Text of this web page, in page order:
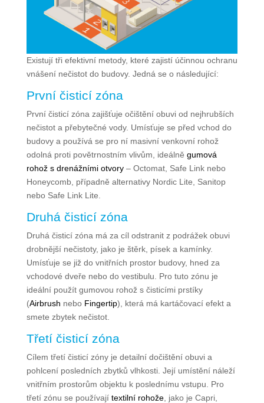
Existují tři efektivní metody, které zajistí účinnou ochranu
vnášení nečistot do budovy. Jedná se o následující:
První čisticí zóna
První čisticí zóna zajišťuje očištění obuvi od nejhrubších
nečistot a přebytečné vody. Umísťuje se před vchod do
budovy a používá se pro ní masivní venkovní rohož
odolná proti povětrnostním vlivům, ideálně gumová
rohož s drenážními otvory– Octomat, Safe Link nebo
Honeycomb, případně alternativy Nordic Lite, Sanitop
nebo Safe Link Lite.
Druhá čisticí zóna
Druhá čisticí zóna má za cíl odstranit z podrážek obuvi
drobnější nečistoty, jako je štěrk, písek a kamínky.
Umísťuje se již do vnitřních prostor budovy, hned za
vchodové dveře nebo do vestibulu. Pro tuto zónu je
ideální použít gumovou rohož s čisticími prstíky
(Airbrush nebo Fingertip), která má kartáčovací efekt a
smete zbytek nečistot.
Třetí čisticí zóna
Cílem třetí čisticí zóny je detailní dočištění obuvi a
pohlcení posledních zbytků vlhkosti. Její umístění náleží
vnitřním prostorům objektu k poslednímu vstupu. Pro
třetí zónu se používají textilní rohože, jako je Capri,